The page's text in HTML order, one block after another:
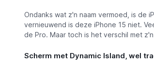
€ 635,00 of € 31,25 p/m
Ondanks wat z'n naam vermoed, is de
vernieuwend is deze iPhone 15 niet.
de Pro. Maar toch is het verschil met
Scherm met Dynamic Island, wel